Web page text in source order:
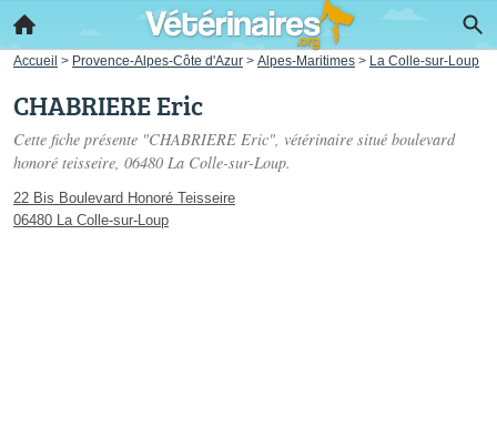
Accueil > Provence-Alpes-Côte d'Azur > Alpes-Maritimes > La Colle-sur-Loup
CHABRIERE Eric
Cette fiche présente "CHABRIERE Eric", vétérinaire situé boulevard
honoré teisseire, 06480 La Colle-sur-Loup.
22 Bis Boulevard Honoré Teisseire
06480 La Colle-sur-Loup